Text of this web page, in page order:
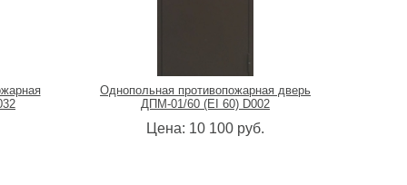
Однопольная противопожарная дверь
ДПМ-01/60 (EI 60) D002
Цена: 10 100 руб.